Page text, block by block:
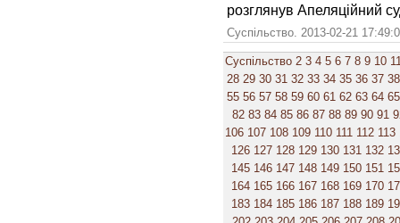
розглянув Апеляційний
Суспільство. 2013-02-21
Суспільство 2 3 4 5 6 7 8 9 10
28 29 30 31 32 33 34 35 36 37 38
55 56 57 58 59 60 61 62 63 64 65
82 83 84 85 86 87 88 89 90 91
106 107 108 109 110 111 112 113
126 127 128 129 130 131 132
145 146 147 148 149 150 151
164 165 166 167 168 169 170
183 184 185 186 187 188 189